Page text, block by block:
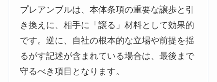
プレアンブルは、本体条項の重要な譲歩と引
き換えに、相手に「譲る」材料として効果的
です。逆に、自社の根本的な立場や前提を揺
るがす記述が含まれている場合は、最後まで
守るべき項目となります。